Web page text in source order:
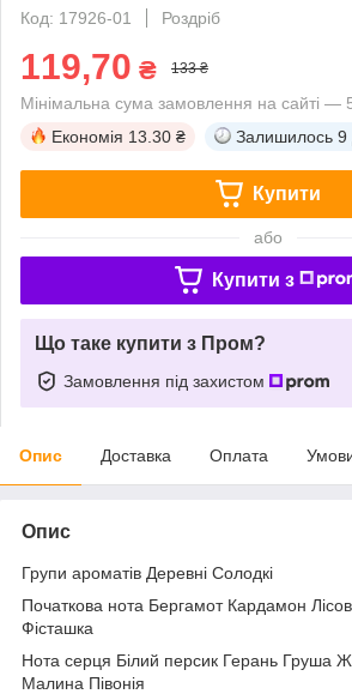
Код: 17926-01
Роздріб
119,70 ₴ 133 ₴
Мінімальна сума замовлення на сайті —
Економія 13.30 ₴ Залишилось 9
Купити
або
Купити з
Що таке купити з Пром?
Замовлення під захистом
Опис Доставка Оплата
Опис
Групи ароматів Деревні Солодкі
Початкова нота Бергамот Кардамон
Фісташка
Нота серця Білий персик Герань Груша
Малина Півонія